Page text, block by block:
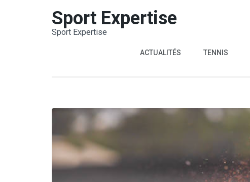
Sport Expertise
Sport Expertise
ACTUALITÉS TENNIS